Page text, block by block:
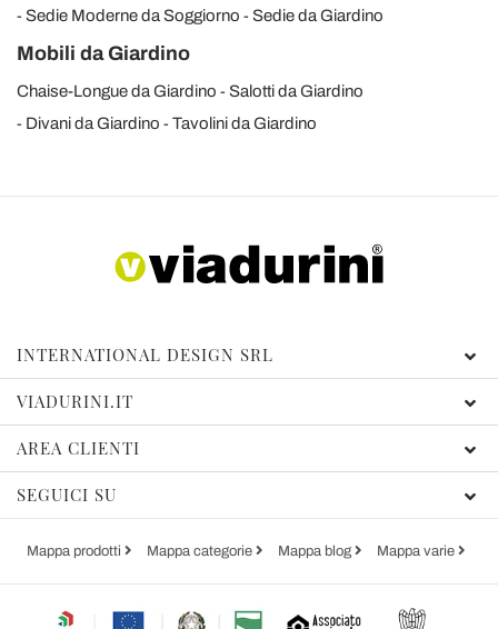
Sedie Moderne da Soggiorno
Sedie da Giardino
Mobili da Giardino
Chaise-Longue da Giardino
Salotti da Giardino
Divani da Giardino
Tavolini da Giardino
INTERNATIONAL DESIGN SRL
VIADURINI.IT
AREA CLIENTI
SEGUICI SU
Mappa prodotti Mappa categorie Mappa blog Mappa varie